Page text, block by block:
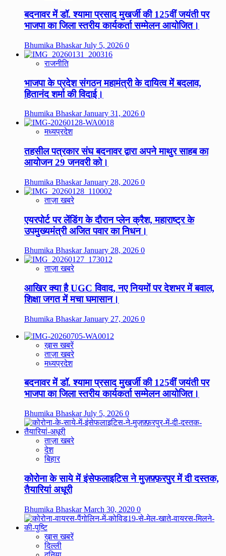
बदनावर में डॉ. श्यामा प्रसाद मुखर्जी की 125वीं जयंती पर
भाजपा का जिला स्तरीय कार्यकर्ता सम्मेलन आयोजित।
Bhumika BhaskarJuly 5, 2026 0
राजनीति
भाजपा के प्रदेश संगठन महामंत्री के दायित्व में बदलाव,
हितानंद शर्मा की विदाई।
Bhumika BhaskarJanuary 31, 2026 0
मध्यप्रदेश
तहसील पत्रकार संघ बदनावर द्वारा अपने माथुर साहब का
आयोजन 29 जनवरी को।
Bhumika BhaskarJanuary 28, 2026 0
ताज़ा खबरे
एयरपोर्ट पर लेंडिंग के दौरान प्लेन क्रैश, महाराष्ट्र के
उपमुख्यमंत्री अजित पवार का निधन।
Bhumika BhaskarJanuary 28, 2026 0
ताज़ा खबरे
आखिर क्या है UGC विवाद, नए नियमों पर देशभर में बवाल,
शिक्षा जगत में मचा घमासान।
Bhumika BhaskarJanuary 27, 2026 0
ख़ास खबरें
ताज़ा खबरे
मध्यप्रदेश
बदनावर में डॉ. श्यामा प्रसाद मुखर्जी की 125वीं जयंती पर
भाजपा का जिला स्तरीय कार्यकर्ता सम्मेलन आयोजित।
Bhumika BhaskarJuly 5, 2026 0
ताज़ा खबरे
देश
बिहार
कोरोना के साये में इंसेफलाइटिस ने मुज़फ़्फ़रपुर में दी दस्तक,
तैयारियां अधूरी
Bhumika BhaskarMarch 30, 2020 0
ख़ास खबरें
दिल्ली